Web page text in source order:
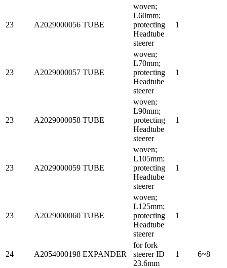
23 A2029000056 TUBE
woven;
L60mm;
protecting
Headtube
steerer
1
23 A2029000057 TUBE
woven;
L70mm;
protecting
Headtube
steerer
1
23 A2029000058 TUBE
woven;
L90mm;
protecting
Headtube
steerer
1
23 A2029000059 TUBE
woven;
L105mm;
protecting
Headtube
steerer
1
23 A2029000060 TUBE
woven;
L125mm;
protecting
Headtube
steerer
1
24 A2054000198 EXPANDER
for fork
steerer ID
23.6mm
1 6~8